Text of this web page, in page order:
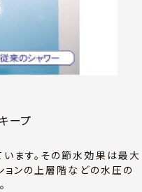
ープ
ます。その節水効果は最大
ョンの上層階などの水圧の